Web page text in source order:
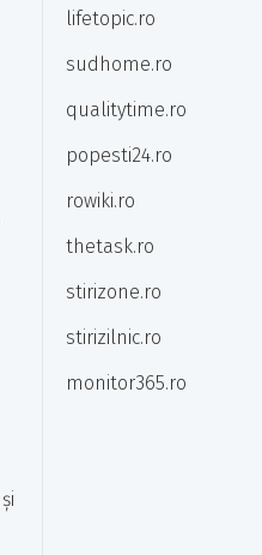
lifetopic.ro
sudhome.ro
qualitytime.ro
popesti24.ro
rowiki.ro
thetask.ro
stirizone.ro
stirizilnic.ro
monitor365.ro